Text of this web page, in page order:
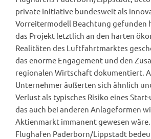
private Initiative bundesweit als
Vorreitermodell Beachtung gefunden
das Projekt letztlich an den harten
Realitäten des Luftfahrtmarktes
das enorme Engagement und den
regionalen Wirtschaft dokumentiert.
Unternehmer äußerten sich ähnlich
Verlust als typisches Risiko eines
das auch bei anderen Anlageformen
Aktienmarkt immanent gewesen wäre.
Flughafen Paderborn/Lippstadt